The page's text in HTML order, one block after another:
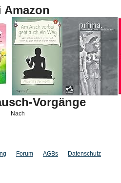
Amazon
Vorgänge
Nach
Forum AGBs Datenschutz